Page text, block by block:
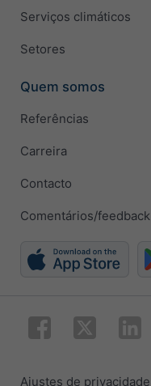
Serviços climáticos
Setores
Quem somos
Referências
Carreira
Contacto
Comentários/feedback
Ajustes de privacidade